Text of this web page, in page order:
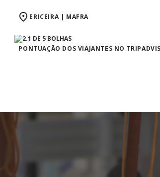
ERICEIRA | MAFRA
PONTUAÇÃO DOS VIAJANTES NO